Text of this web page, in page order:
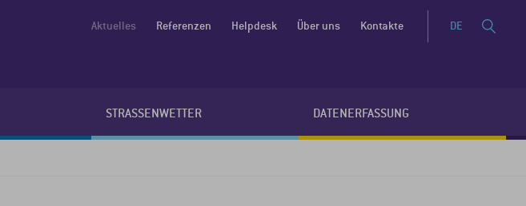
STRASSENWETTER DATENERFASSUNG
Aktuelles Referenzen Helpdesk Über uns Kontakte DE